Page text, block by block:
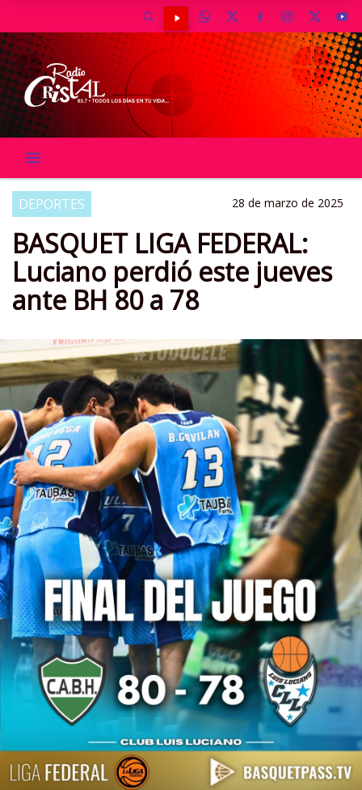
DEPORTES 28 de marzo de 2025
BASQUET LIGA FEDERAL:
Luciano perdió este jueves
ante BH 80 a 78